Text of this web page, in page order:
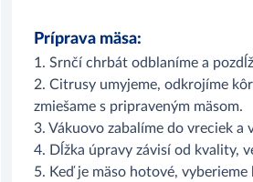
Príprava mäsa:
1. Srnčí chrbát odblaníme a
2. Citrusy umyjeme, odkrojíme
zmiešame s pripraveným mäsom.
3. Vákuovo zabalíme do vreciek a
4. Dĺžka úpravy závisí od kvality,
5. Keď je mäso hotové,